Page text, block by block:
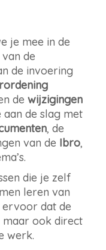
je mee in de
de
de invoering
de wijzigingen
aan de slag met
, de
van de Ibro,
die je zelf
leren van
ervoor dat de
maar ook direct
werk.